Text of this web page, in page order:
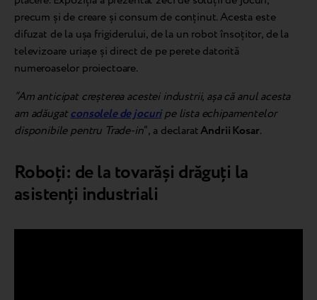
precum și de creare și consum de conținut. Acesta este
difuzat de la ușa frigiderului, de la un robot însoțitor, de la
televizoare uriașe și direct de pe perete datorită
numeroaselor proiectoare.
“Am anticipat creșterea acestei industrii, așa că anul acesta
am adăugatconsolele de jocuripe lista echipamentelor
disponibile pentru Trade-in“, a declaratAndrii Kosar.
Roboți: de la tovarăși drăguți la
asistenți industriali